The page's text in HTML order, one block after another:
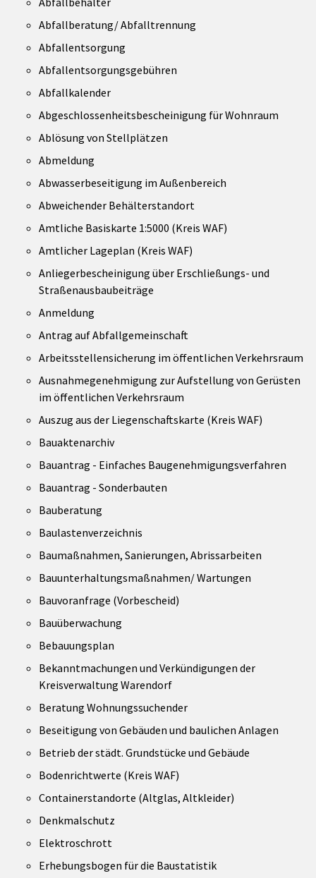
Abfallberatung/ Abfalltrennung
Abfallentsorgung
Abfallentsorgungsgebühren
Abfallkalender
Abgeschlossenheitsbescheinigung für Wohnraum
Ablösung von Stellplätzen
Abmeldung
Abwasserbeseitigung im Außenbereich
Abweichender Behälterstandort
Amtliche Basiskarte 1:5000 (Kreis WAF)
Amtlicher Lageplan (Kreis WAF)
Anliegerbescheinigung über Erschließungs- und
Straßenausbaubeiträge
Anmeldung
Antrag auf Abfallgemeinschaft
Arbeitsstellensicherung im öffentlichen Verkehrsraum
Ausnahmegenehmigung zur Aufstellung von Gerüsten
im öffentlichen Verkehrsraum
Auszug aus der Liegenschaftskarte (Kreis WAF)
Bauaktenarchiv
Bauantrag - Einfaches Baugenehmigungsverfahren
Bauantrag - Sonderbauten
Bauberatung
Baulastenverzeichnis
Baumaßnahmen, Sanierungen, Abrissarbeiten
Bauunterhaltungsmaßnahmen/ Wartungen
Bauvoranfrage (Vorbescheid)
Bauüberwachung
Bebauungsplan
Bekanntmachungen und Verkündigungen der
Kreisverwaltung Warendorf
Beratung Wohnungssuchender
Beseitigung von Gebäuden und baulichen Anlagen
Betrieb der städt. Grundstücke und Gebäude
Bodenrichtwerte (Kreis WAF)
Containerstandorte (Altglas, Altkleider)
Denkmalschutz
Elektroschrott
Erhebungsbogen für die Baustatistik